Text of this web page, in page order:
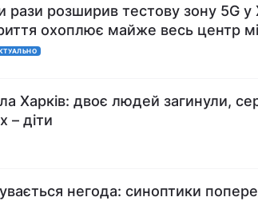
рази розширив тестову зону 5G у
охоплює майже весь центр
Харків: двоє людей загинули,
– діти
негода: синоптики